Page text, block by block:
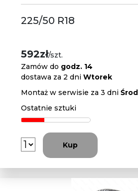
225/50 R18
592zł/szt.
Zamów do godz. 14
dostawa za 2 dniWtorek
Montaż w serwisie za 3 dni
Ostatnie sztuki
Kup